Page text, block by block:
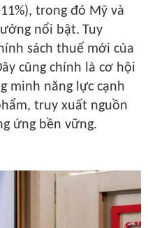
, trong đó Mỹ và
nổi bật. Tuy
sách thuế mới của
cũng chính là cơ hội
minh năng lực cạnh
truy xuất nguồn
ứng bền vững.